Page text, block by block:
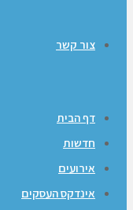
צור קשר
דף הבית
חדשות
אירועים
אינדקס העסקים